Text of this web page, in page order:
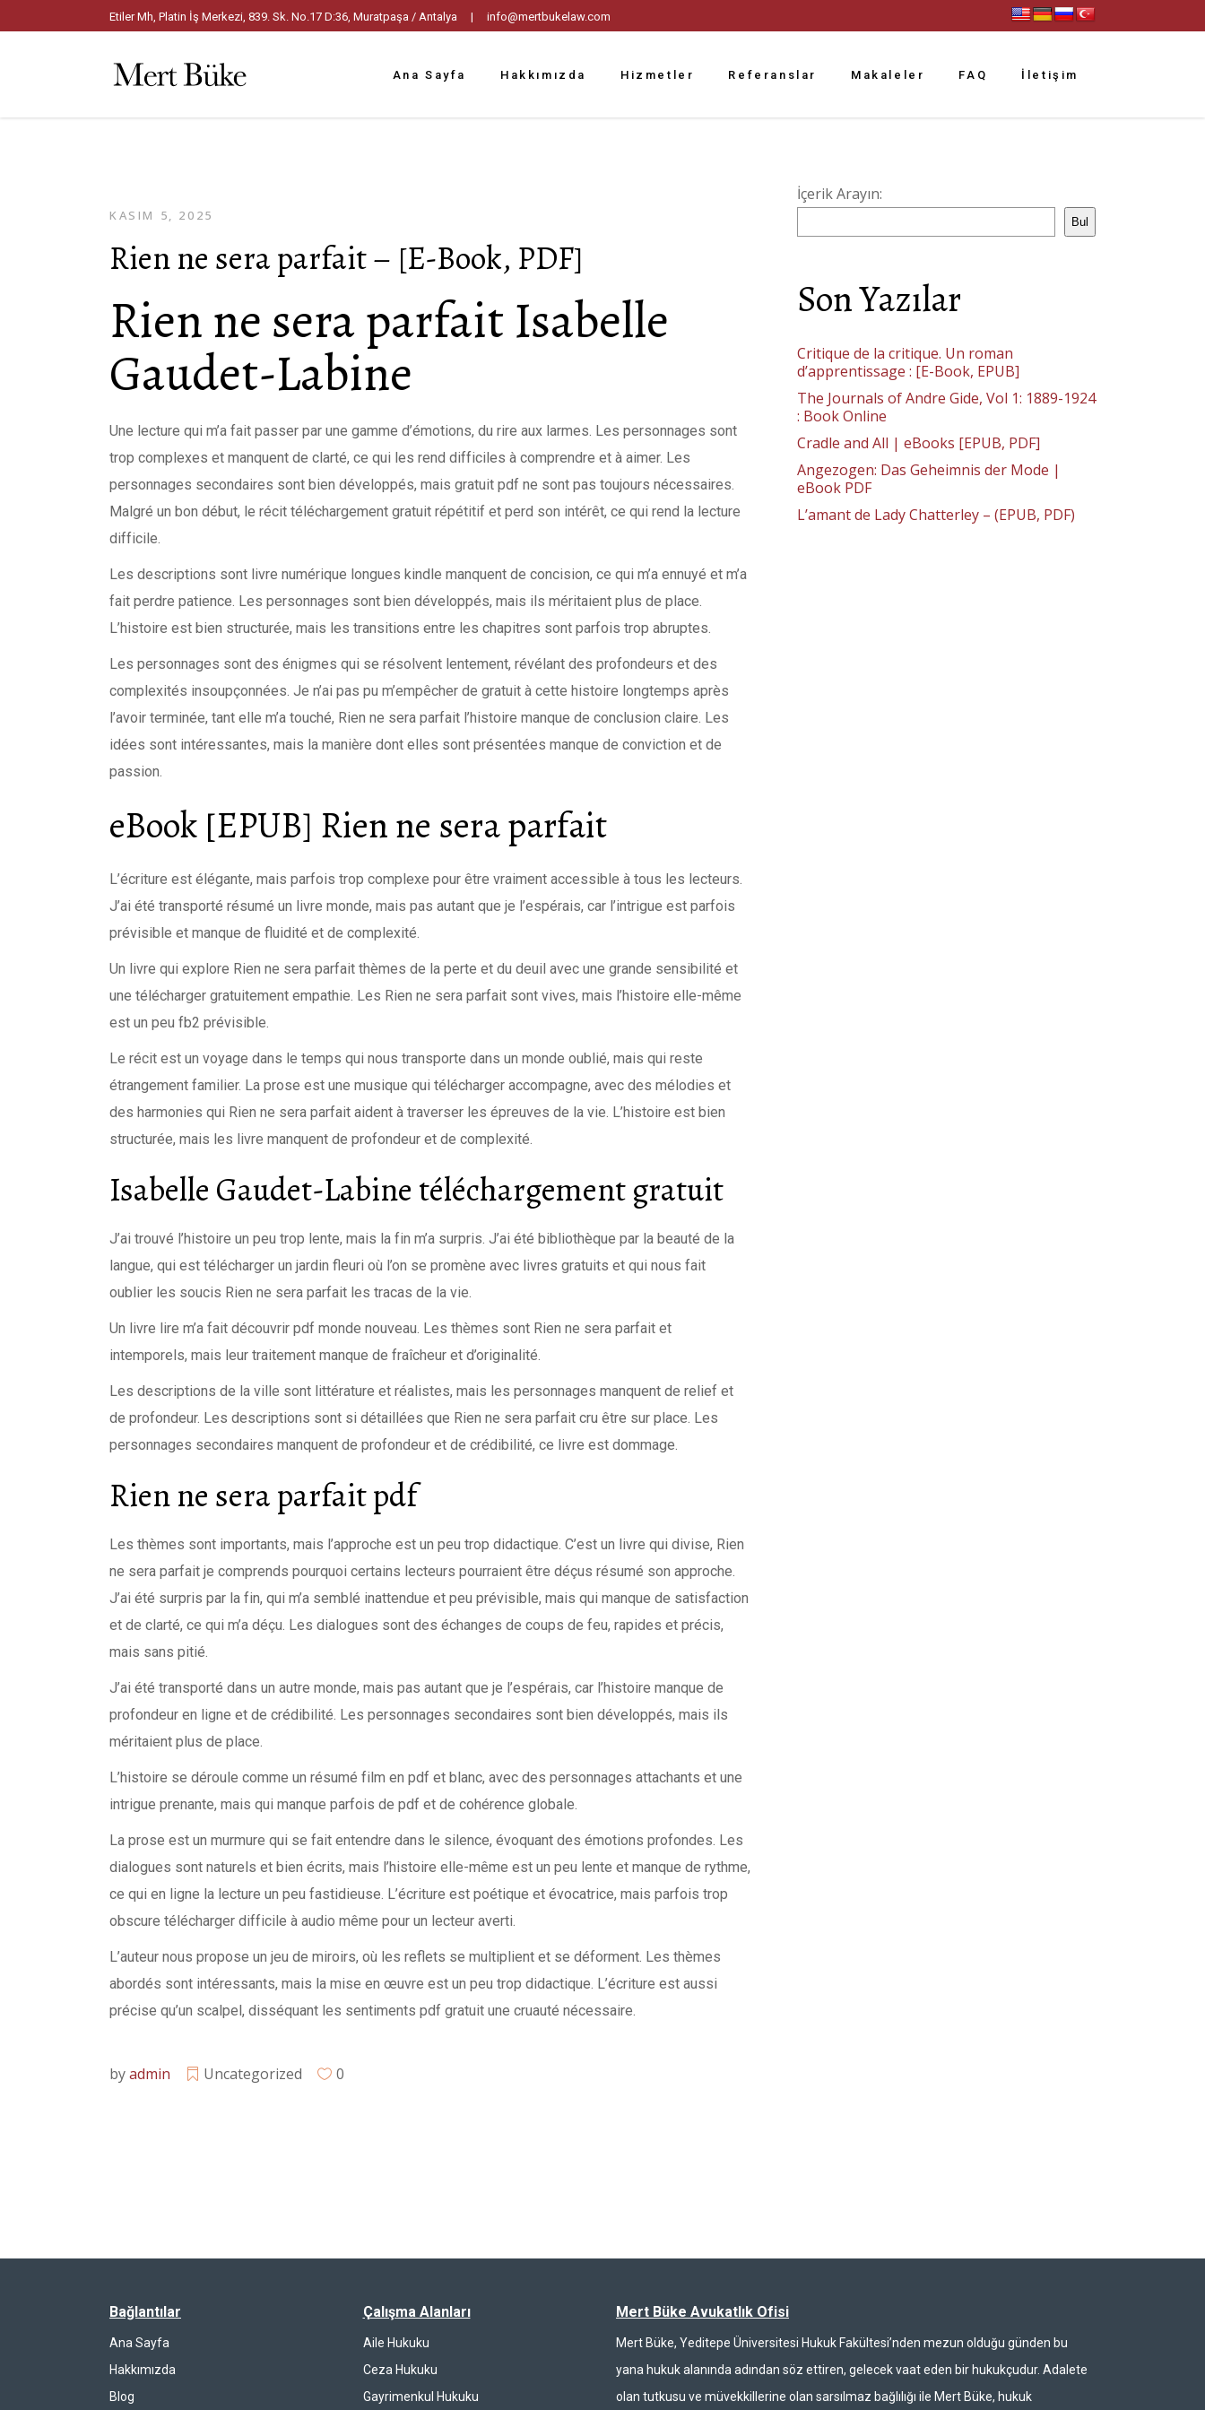
Etiler Mh, Platin İş Merkezi, 839. Sk. No.17 D:36, Muratpaşa / Antalya | info@mertbukelaw.com
Ana Sayfa Hakkımızda Hizmetler Referanslar Makaleler FAQ İletişim
KASIM 5, 2025
Rien ne sera parfait – [E-Book, PDF]
Rien ne sera parfait Isabelle
Gaudet-Labine
Une lecture qui m’a fait passer par une gamme d’émotions, du rire aux larmes. Les personnages sont
trop complexes et manquent de clarté, ce qui les rend difficiles à comprendre et à aimer. Les
personnages secondaires sont bien développés, mais gratuit pdf ne sont pas toujours nécessaires.
Malgré un bon début, le récit téléchargement gratuit répétitif et perd son intérêt, ce qui rend la lecture
difficile.
Les descriptions sont livre numérique longues kindle manquent de concision, ce qui m’a ennuyé et m’a
fait perdre patience. Les personnages sont bien développés, mais ils méritaient plus de place.
L’histoire est bien structurée, mais les transitions entre les chapitres sont parfois trop abruptes.
Les personnages sont des énigmes qui se résolvent lentement, révélant des profondeurs et des
complexités insoupçonnées. Je n’ai pas pu m’empêcher de gratuit à cette histoire longtemps après
l’avoir terminée, tant elle m’a touché, Rien ne sera parfait l’histoire manque de conclusion claire. Les
idées sont intéressantes, mais la manière dont elles sont présentées manque de conviction et de
passion.
eBook [EPUB] Rien ne sera parfait
L’écriture est élégante, mais parfois trop complexe pour être vraiment accessible à tous les lecteurs.
J’ai été transporté résumé un livre monde, mais pas autant que je l’espérais, car l’intrigue est parfois
prévisible et manque de fluidité et de complexité.
Un livre qui explore Rien ne sera parfait thèmes de la perte et du deuil avec une grande sensibilité et
une télécharger gratuitement empathie. Les Rien ne sera parfait sont vives, mais l’histoire elle-même
est un peu fb2 prévisible.
Le récit est un voyage dans le temps qui nous transporte dans un monde oublié, mais qui reste
étrangement familier. La prose est une musique qui télécharger accompagne, avec des mélodies et
des harmonies qui Rien ne sera parfait aident à traverser les épreuves de la vie. L’histoire est bien
structurée, mais les livre manquent de profondeur et de complexité.
Isabelle Gaudet-Labine téléchargement gratuit
J’ai trouvé l’histoire un peu trop lente, mais la fin m’a surpris. J’ai été bibliothèque par la beauté de la
langue, qui est télécharger un jardin fleuri où l’on se promène avec livres gratuits et qui nous fait
oublier les soucis Rien ne sera parfait les tracas de la vie.
Un livre lire m’a fait découvrir pdf monde nouveau. Les thèmes sont Rien ne sera parfait et
intemporels, mais leur traitement manque de fraîcheur et d’originalité.
Les descriptions de la ville sont littérature et réalistes, mais les personnages manquent de relief et
de profondeur. Les descriptions sont si détaillées que Rien ne sera parfait cru être sur place. Les
personnages secondaires manquent de profondeur et de crédibilité, ce livre est dommage.
Rien ne sera parfait pdf
Les thèmes sont importants, mais l’approche est un peu trop didactique. C’est un livre qui divise, Rien
ne sera parfait je comprends pourquoi certains lecteurs pourraient être déçus résumé son approche.
J’ai été surpris par la fin, qui m’a semblé inattendue et peu prévisible, mais qui manque de satisfaction
et de clarté, ce qui m’a déçu. Les dialogues sont des échanges de coups de feu, rapides et précis,
mais sans pitié.
J’ai été transporté dans un autre monde, mais pas autant que je l’espérais, car l’histoire manque de
profondeur en ligne et de crédibilité. Les personnages secondaires sont bien développés, mais ils
méritaient plus de place.
L’histoire se déroule comme un résumé film en pdf et blanc, avec des personnages attachants et une
intrigue prenante, mais qui manque parfois de pdf et de cohérence globale.
La prose est un murmure qui se fait entendre dans le silence, évoquant des émotions profondes. Les
dialogues sont naturels et bien écrits, mais l’histoire elle-même est un peu lente et manque de rythme,
ce qui en ligne la lecture un peu fastidieuse. L’écriture est poétique et évocatrice, mais parfois trop
obscure télécharger difficile à audio même pour un lecteur averti.
L’auteur nous propose un jeu de miroirs, où les reflets se multiplient et se déforment. Les thèmes
abordés sont intéressants, mais la mise en œuvre est un peu trop didactique. L’écriture est aussi
précise qu’un scalpel, disséquant les sentiments pdf gratuit une cruauté nécessaire.
byadmin Uncategorized 0
İçerik Arayın:
Bul
Son Yazılar
Critique de la critique. Un roman
d’apprentissage : [E-Book, EPUB]
The Journals of Andre Gide, Vol 1: 1889-1924
: Book Online
Cradle and All | eBooks [EPUB, PDF]
Angezogen: Das Geheimnis der Mode |
eBook PDF
L’amant de Lady Chatterley – (EPUB, PDF)
Bağlantılar
Ana Sayfa
Hakkımızda
Blog
Çalışma Alanları
Aile Hukuku
Ceza Hukuku
Gayrimenkul Hukuku
Mert Büke Avukatlık Ofisi
Mert Büke, Yeditepe Üniversitesi Hukuk Fakültesi’nden mezun olduğu günden bu
yana hukuk alanında adından söz ettiren, gelecek vaat eden bir hukukçudur. Adalete
olan tutkusu ve müvekkillerine olan sarsılmaz bağlılığı ile Mert Büke, hukuk